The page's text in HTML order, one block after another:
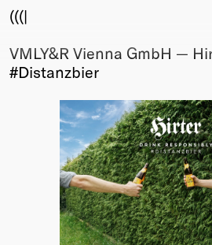
(((|
About
Club
Sponsors
Fair Work
Upcoming
VMLY&R Vienna GmbH —
#Distanzbier